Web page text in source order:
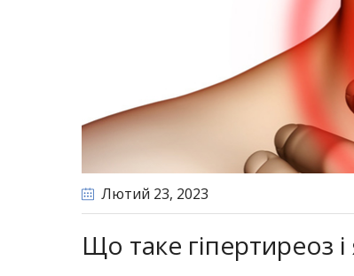
Лютий 23, 2023
Що таке гіпертиреоз